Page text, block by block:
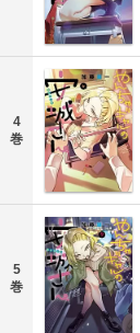
4
巻
5
巻